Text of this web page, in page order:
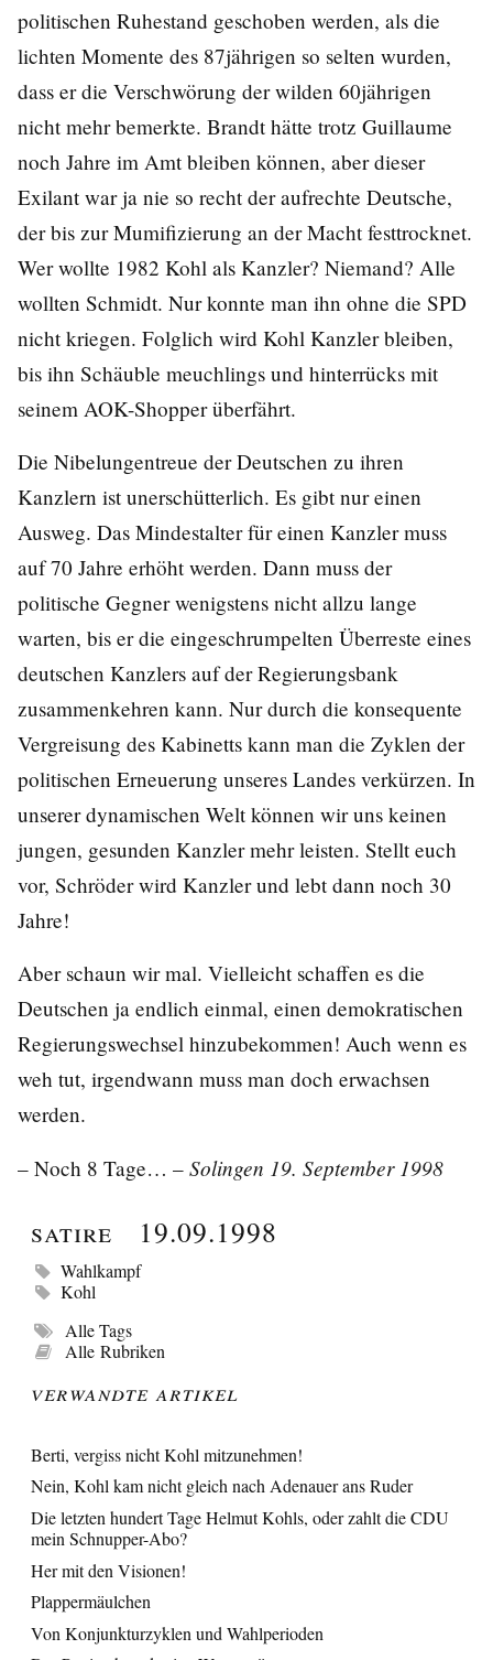
politischen Ruhestand geschoben werden, als die
lichten Momente des 87jährigen so selten wurden,
dass er die Verschwörung der wilden 60jährigen
nicht mehr bemerkte. Brandt hätte trotz Guillaume
noch Jahre im Amt bleiben können, aber dieser
Exilant war ja nie so recht der aufrechte Deutsche,
der bis zur Mumifizierung an der Macht festtrocknet.
Wer wollte 1982 Kohl als Kanzler? Niemand? Alle
wollten Schmidt. Nur konnte man ihn ohne die SPD
nicht kriegen. Folglich wird Kohl Kanzler bleiben,
bis ihn Schäuble meuchlings und hinterrücks mit
seinem AOK-Shopper überfährt.
Die Nibelungentreue der Deutschen zu ihren
Kanzlern ist unerschütterlich. Es gibt nur einen
Ausweg. Das Mindestalter für einen Kanzler muss
auf 70 Jahre erhöht werden. Dann muss der
politische Gegner wenigstens nicht allzu lange
warten, bis er die eingeschrumpelten Überreste eines
deutschen Kanzlers auf der Regierungsbank
zusammenkehren kann. Nur durch die konsequente
Vergreisung des Kabinetts kann man die Zyklen der
politischen Erneuerung unseres Landes verkürzen. In
unserer dynamischen Welt können wir uns keinen
jungen, gesunden Kanzler mehr leisten. Stellt euch
vor, Schröder wird Kanzler und lebt dann noch 30
Jahre!
Aber schaun wir mal. Vielleicht schaffen es die
Deutschen ja endlich einmal, einen demokratischen
Regierungswechsel hinzubekommen! Auch wenn es
weh tut, irgendwann muss man doch erwachsen
werden.
– Noch 8 Tage… – Solingen 19. September 1998
Satire 19.09.1998
Wahlkampf
Kohl
Alle Tags
Alle Rubriken
Verwandte Artikel
Berti, vergiss nicht Kohl mitzunehmen!
Nein, Kohl kam nicht gleich nach Adenauer ans Ruder
Die letzten hundert Tage Helmut Kohls, oder zahlt die CDU
mein Schnupper-Abo?
Her mit den Visionen!
Plappermäulchen
Von Konjunkturzyklen und Wahlperioden